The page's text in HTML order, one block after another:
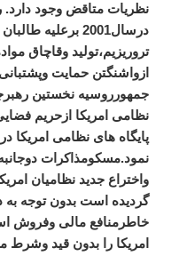
نظریات متاقض وجود دارد.
درسال2001 برعلیه
تروریزیم،تولید وقاچاق
ازواشنگتن حمایت
جمهورروسیه نخستین
نظامی امریکا ازحریم
پایگاه های نظامی امریکا
نمود.مسکومذاکرات
واختراع جدید نظامیان
گردیده است بدون توجه به
خاطرمنافع مالی وفروش
امریکا را بدون قید وشرط